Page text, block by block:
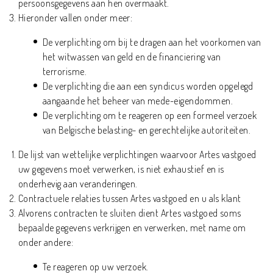
persoonsgegevens aan hen overmaakt.
Hieronder vallen onder meer:
De verplichting om bij te dragen aan het voorkomen van
het witwassen van geld en de financiering van
terrorisme.
De verplichting die aan een syndicus worden opgelegd
aangaande het beheer van mede-eigendommen.
De verplichting om te reageren op een formeel verzoek
van Belgische belasting- en gerechtelijke autoriteiten.
De lijst van wettelijke verplichtingen waarvoor Artes vastgoed
uw gegevens moet verwerken, is niet exhaustief en is
onderhevig aan veranderingen.
Contractuele relaties tussen Artes vastgoed en u als klant
Alvorens contracten te sluiten dient Artes vastgoed soms
bepaalde gegevens verkrijgen en verwerken, met name om
onder andere:
Te reageren op uw verzoek.